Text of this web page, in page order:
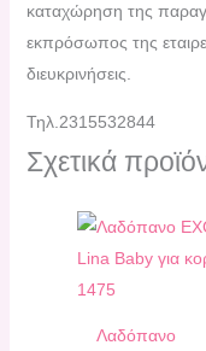
καταχώρηση της
εκπρόσωπος της
διευκρινήσεις.
Τηλ.2315532844
Σχετικά
Λαδόπανο